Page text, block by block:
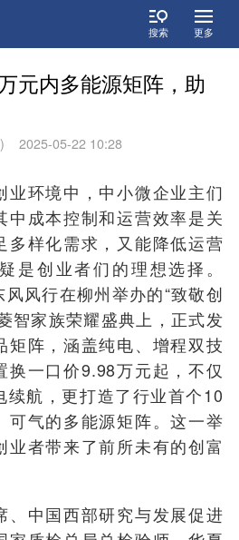
搜索 更多
元内多能源矩阵，助
) 2025-05-22 10:28
业环境中，中小微企业主们
中成本控制和运营效率是关
多样化需求，又能降低运营
是创业者们的理想选择。
风行在柳州举办的“致敬创
智家族荣耀盛典上，正式发
矩阵，涵盖纯电、增程双技
换一口价9.98万元起，不仅
续航，更打造了行业首个10
可气的多能源矩阵。这一举
业者带来了前所未有的创富
、中国西部研究与发展促进